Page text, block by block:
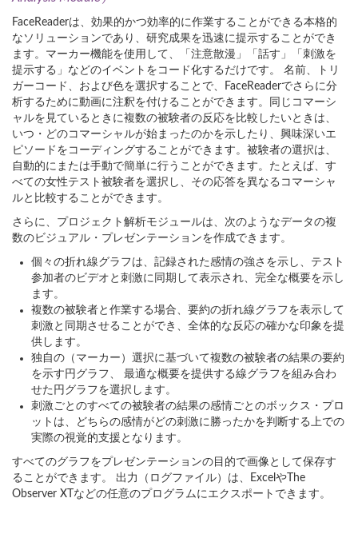
FaceReaderは、効果的かつ効率的に作業することができる本格的
なソリューションであり、研究成果を迅速に提示することができ
ます。マーカー機能を使用して、「注意散漫」「話す」「刺激を
提示する」などのイベントをコード化するだけです。 名前、トリ
ガーコード、および色を選択することで、FaceReaderでさらに分
析するために動画に注釈を付けることができます。同じコマーシ
ャルを見ているときに複数の被験者の反応を比較したいときは、
いつ・どのコマーシャルが始まったのかを示したり、興味深いエ
ピソードをコーディングすることができます。被験者の選択は、
自動的にまたは手動で簡単に行うことができます。たとえば、す
べての女性テスト被験者を選択し、その応答を異なるコマーシャ
ルと比較することができます。
さらに、プロジェクト解析モジュールは、次のようなデータの複
数のビジュアル・プレゼンテーションを作成できます。
個々の折れ線グラフは、記録された感情の強さを示し、テスト
参加者のビデオと刺激に同期して表示され、完全な概要を示し
ます。
複数の被験者と作業する場合、要約の折れ線グラフを表示して
刺激と同期させることができ、全体的な反応の確かな印象を提
供します。
独自の（マーカー）選択に基づいて複数の被験者の結果の要約
を示す円グラフ、 最適な概要を提供する線グラフを組み合わ
せた円グラフを選択します。
刺激ごとのすべての被験者の結果の感情ごとのボックス・プロ
ットは、どちらの感情がどの刺激に勝ったかを判断する上での
実際の視覚的支援となります。
すべてのグラフをプレゼンテーションの目的で画像として保存す
ることができます。 出力（ログファイル）は、ExcelやThe
Observer XTなどの任意のプログラムにエクスポートできます。